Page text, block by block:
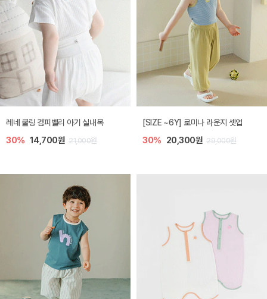
레네 쿨링 컴피벨리 아기 실내복
30% 14,700원 21,000원
[SIZE ~6Y] 로미나 라운지 셋업
30% 20,300원 29,000원